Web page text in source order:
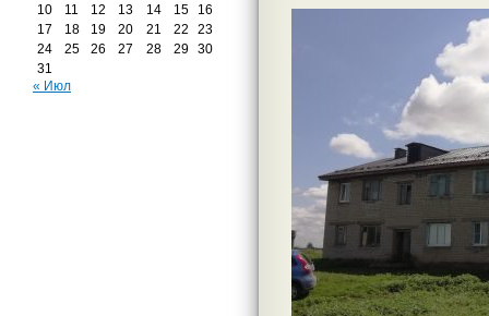
10
11 12 13 14 15
16
17
18 19 20 21 22
23
24
25 26 27 28 29
30
31
« Июл